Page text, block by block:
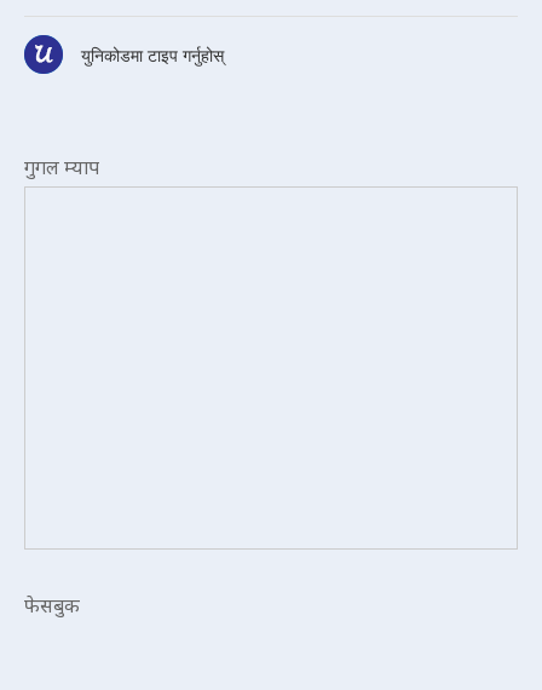
युनिकोडमा टाइप गर्नुहोस्
गुगल म्याप
फेसबुक